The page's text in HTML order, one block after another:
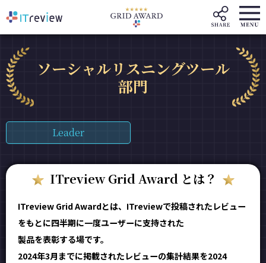
ソーシャルリスニングツール
部門
Leader
ITreview Grid Award とは？
ITreview Grid Awardとは、ITreviewで投稿されたレビュー
をもとに四半期に一度ユーザーに支持された
製品を表彰する場です。
2024年3月までに掲載されたレビューの集計結果を2024